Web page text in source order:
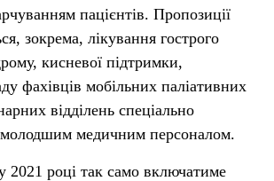
пацієнтів. Пропозиції
зокрема, лікування гострого
кисневої підтримки,
фахівців мобільних паліативних
відділень спеціально
молодшим медичним персоналом.
2021 році так само включатиме